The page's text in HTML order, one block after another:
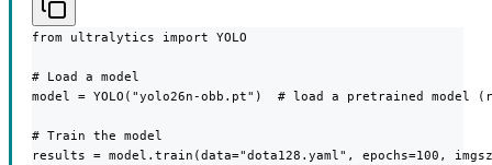
from ultralytics import YOLO
# Load a model
model = YOLO("yolo26n-obb.pt")  # load a pretrained model
# Train the model
results = model.train(data="dota128.yaml", epochs=100,